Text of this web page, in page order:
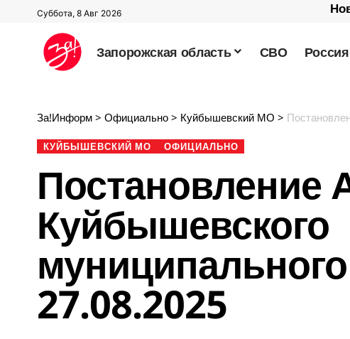
Суббота, 8 Авг 2026
Запорожская область СВО Россия
За!Информ > Официально > Куйбышевский МО >
КУЙБЫШЕВСКИЙ МО ОФИЦИАЛЬНО
Постановление
Куйбышевского
муниципального
27.08.2025